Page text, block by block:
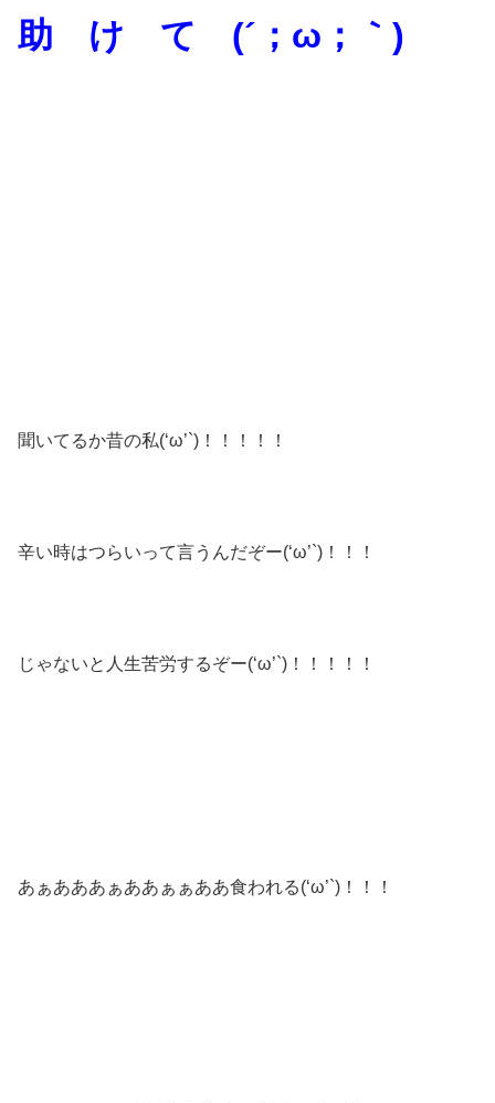
助 け て (´；ω；｀)
聞いてるか昔の私(‘ω’`)！！！！！
辛い時はつらいって言うんだぞー(‘ω’`)！！！
じゃないと人生苦労するぞー(‘ω’`)！！！！！
あぁあああぁああぁぁああ食われる(‘ω’`)！！！